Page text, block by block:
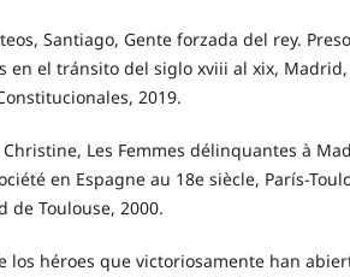
Santiago, Gente forzada del rey.
en el tránsito del siglo xviii al xix,
2019.
Les Femmes délinquantes à
en Espagne au 18e siècle, París-
de Toulouse, 2000.
los héroes que victoriosamente han